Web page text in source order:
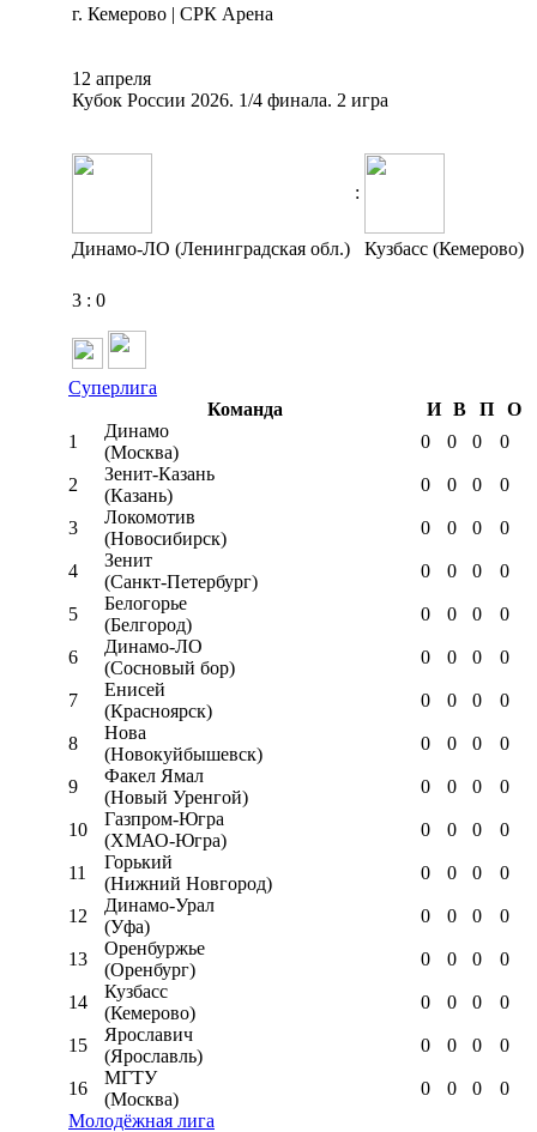
г. Кемерово | СРК Арена
12 апреля
Кубок России 2026. 1/4 финала. 2 игра
:
Динамо-ЛО (Ленинградская обл.) Кузбасс (Кемерово)
3 : 0
Суперлига
Команда
И В П
О
1
Динамо
(Москва)
0 0 0 0
2
Зенит-Казань
(Казань)
0 0 0 0
3
Локомотив
(Новосибирск)
0 0 0 0
4
Зенит
(Санкт-Петербург)
0 0 0 0
5
Белогорье
(Белгород)
0 0 0 0
6
Динамо-ЛО
(Сосновый бор)
0 0 0 0
7
Енисей
(Красноярск)
0 0 0 0
8
Нова
(Новокуйбышевск)
0 0 0 0
9
Факел Ямал
(Новый Уренгой)
0 0 0 0
10
Газпром-Югра
(ХМАО-Югра)
0 0 0 0
11
Горький
(Нижний Новгород)
0 0 0 0
12
Динамо-Урал
(Уфа)
0 0 0 0
13
Оренбуржье
(Оренбург)
0 0 0 0
14
Кузбасс
(Кемерово)
0 0 0 0
15
Ярославич
(Ярославль)
0 0 0 0
16
МГТУ
(Москва)
0 0 0
0
Молодёжная лига